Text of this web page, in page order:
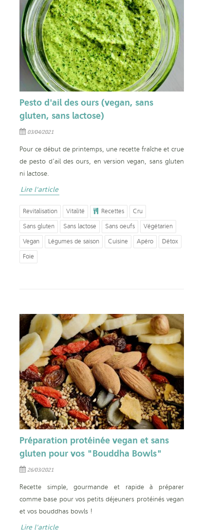
Pesto d'ail des ours (vegan, sans
gluten, sans lactose)
03/04/2021
Pour ce début de printemps, une recette fraîche et crue
de pesto d'ail des ours, en version vegan, sans gluten
ni lactose.
Lire l'article
Revitalisation Vitalité Recettes
Cru
Sans gluten
Sans lactose Sans oeufs
Végétarien
Vegan
Légumes de saison Cuisine Apéro
Détox
Foie
Préparation protéinée vegan et sans
gluten pour vos "Bouddha Bowls"
26/03/2021
Recette simple, gourmande et rapide à préparer
comme base pour vos petits déjeuners protéinés vegan
et vos bouddhas bowls !
Lire l'article